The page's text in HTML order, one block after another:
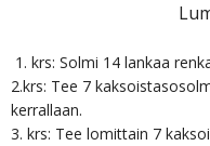
1. krs: Solmi 14 lankaa
2.krs: Tee 7
kerrallaan.
3. krs: Tee lomittain 7